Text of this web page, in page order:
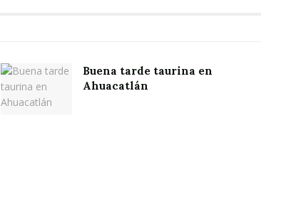
Buena tarde taurina en
Ahuacatlán